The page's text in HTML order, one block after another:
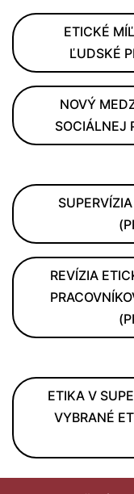
ETICKÉ
ĽUDSKÉ
NOVÝ
SOCIÁLNEJ
REVÍZIA
ETIKA V
VYBRANÉ